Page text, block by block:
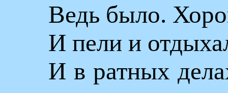
Ведь было.
И пели и
И в ратных